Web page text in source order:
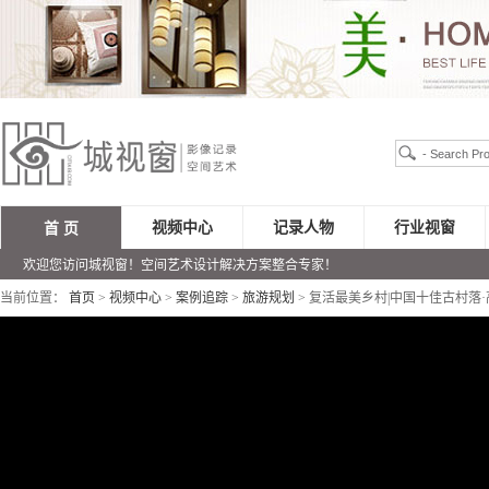
首 页
欢迎您访问城视窗！空间艺术设计解决方案整合专家！
视频中心 记录人物 行业视窗
当前位置： 首页 > 视频中心 > 案例追踪 > 旅游规划 > 复活最美乡村|中国十佳古村落·